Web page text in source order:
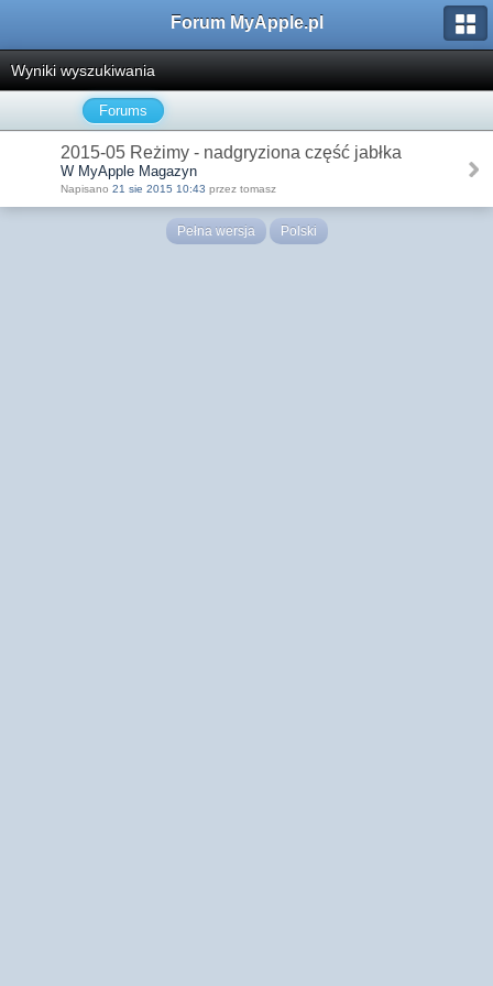
Forum MyApple.pl
Wyniki wyszukiwania
Forums
2015-05 Reżimy - nadgryziona część jabłka
W MyApple Magazyn
Napisano 21 sie 2015 10:43 przez tomasz
Pełna wersja Polski